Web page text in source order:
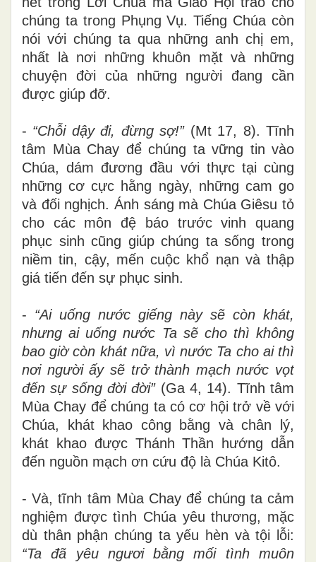
chúng ta trong Phụng Vụ. Tiếng Chúa còn
nói với chúng ta qua những anh chị em,
nhất là nơi những khuôn mặt và những
chuyện đời của những người đang cần
được giúp đỡ.
- “Chỗi dậy đi, đừng sợ!”(Mt 17, 8).Tĩnh
tâm Mùa Chay để chúng tavững tin vào
Chúa, dámđương đầu với thực tại cùng
những cơ cực hằng ngày, những cam go
và đối nghịch. Ánh sáng mà Chúa Giêsu tỏ
cho các môn đệ báo trước vinh quang
phục sinhcũng giúpchúng ta sống trong
niềm tin, cậy, mến cuộc khổ nạn và thập
giá tiến đến sự phục sinh.
- “Ai uống nước giếng này sẽ còn khát,
nhưng ai uống nước Ta sẽ cho thì không
bao giờ còn khát nữa, vì nước Ta cho ai thì
nơi người ấy sẽ trở thành mạch nước vọt
đến sự sống đời đời”(Ga 4, 14). Tĩnh tâm
Mùa Chay để chúng ta có cơ hội trở về với
Chúa, khát khao công bằng và chân lý,
khát khao được Thánh Thần hướng dẫn
đến nguồn mạch ơn cứu độ là Chúa Kitô.
- Và, tĩnh tâm Mùa Chay để chúng ta cảm
nghiệm được tình Chúa yêu thương, mặc
dù thân phận chúng ta yếu hèn và tội lỗi:
“Ta đã yêu ngươi bằng mối tình muôn